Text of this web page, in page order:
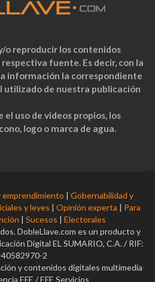
reproducir los contenidos
fuente. Es decir, con la
información la correspondiente
utilizado de nuestra publicación
uso de videos propios, los
logo o marca de agua.
emprendimiento | Gobernabilidad y
y leyes | Opinión experta | Para
| Sucesos | Electorales
DobleLlave.com es un producto y
Digital EL SUMARIO, C.A. / RIF:
40582970-2
y contenidos digitales multimedia
EFE / EFE Servicios